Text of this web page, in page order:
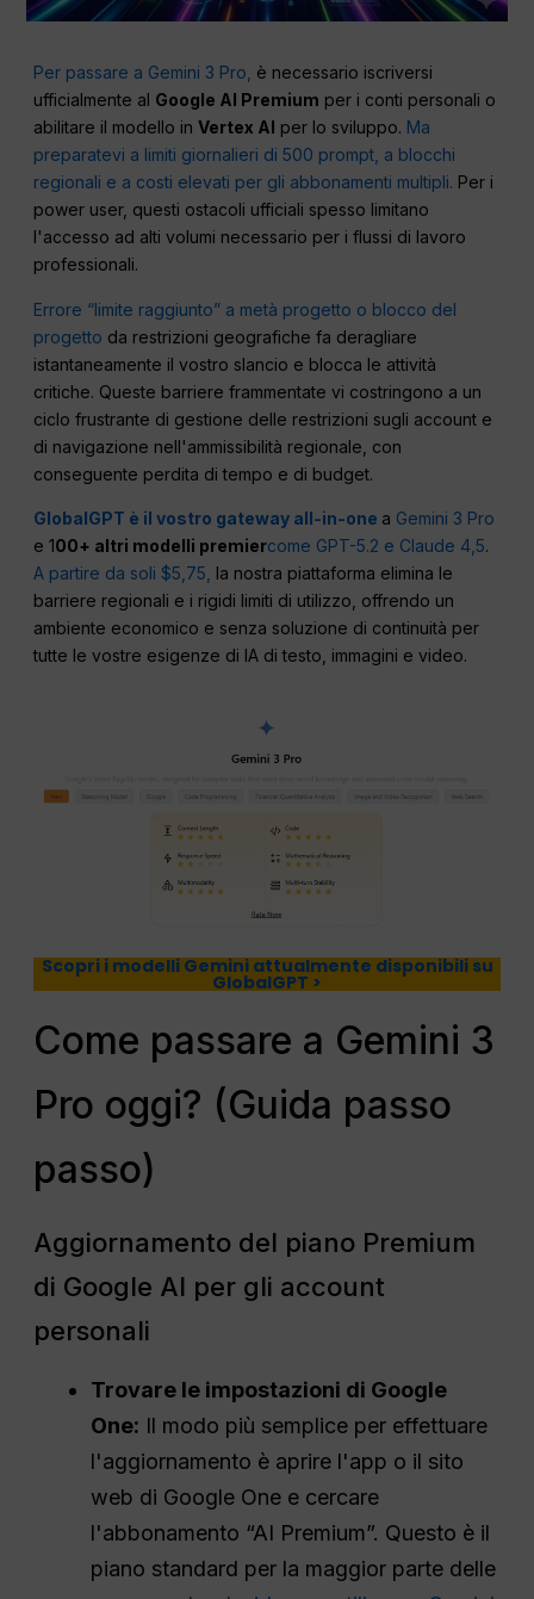
Per passare a Gemini 3 Pro, è necessario iscriversi
ufficialmente al Google AI Premium per i conti personali o
abilitare il modello inVertex AI per lo sviluppo. Ma
preparatevi a limiti giornalieri di 500 prompt, a blocchi
regionali e a costi elevati per gli abbonamenti multipli. Per i
power user, questi ostacoli ufficiali spesso limitano
l'accesso ad alti volumi necessario per i flussi di lavoro
professionali.
Errore “limite raggiunto” a metà progetto o blocco del
progetto da restrizioni geografiche fa deragliare
istantaneamente il vostro slancio e blocca le attività
critiche. Queste barriere frammentate vi costringono a un
ciclo frustrante di gestione delle restrizioni sugli account e
di navigazione nell'ammissibilità regionale, con
conseguente perdita di tempo e di budget.
GlobalGPT è il vostro gateway all-in-one a Gemini 3 Pro
e 100+ altri modelli premiercome GPT-5.2 e Claude 4,5.
A partire da soli $5,75, la nostra piattaforma elimina le
barriere regionali e i rigidi limiti di utilizzo, offrendo un
ambiente economico e senza soluzione di continuità per
tutte le vostre esigenze di IA di testo, immagini e video.
Scopri i modelli Gemini attualmente disponibili su
GlobalGPT >
Come passare a Gemini 3
Pro oggi? (Guida passo
passo)
Aggiornamento del piano Premium
di Google AI per gli account
personali
Trovare le impostazioni di Google
One: Il modo più semplice per effettuare
l'aggiornamento è aprire l'app o il sito
web di Google One e cercare
l'abbonamento “AI Premium”. Questo è il
piano standard per la maggior parte delle